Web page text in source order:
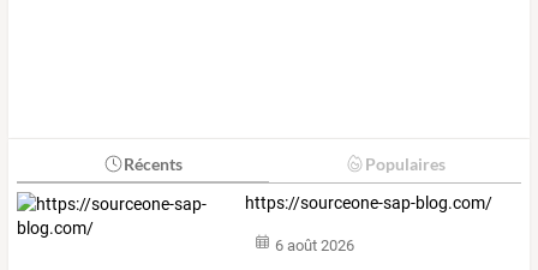
Récents Populaires
https://sourceone-sap-blog.com/
6 août 2026